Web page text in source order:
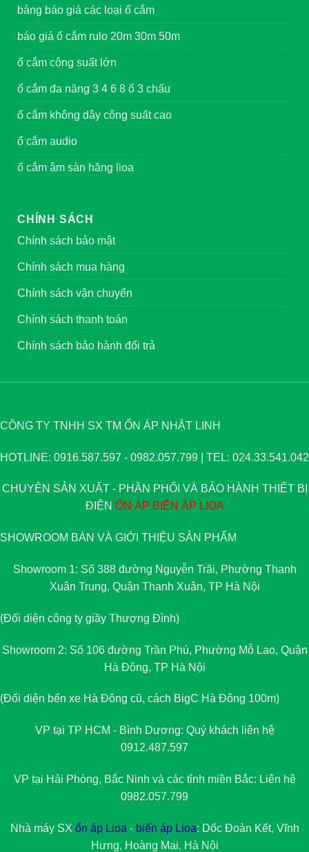
bảng báo giá các loại ổ cắm
báo giá ổ cắm rulo 20m 30m 50m
ổ cắm công suất lớn
ổ cắm đa năng 3 4 6 8 ổ 3 chấu
ổ cắm không dây công suất cao
ổ cắm audio
ổ cắm âm sàn hãng lioa
CHÍNH SÁCH
Chính sách bảo mật
Chính sách mua hàng
Chính sách vận chuyển
Chính sách thanh toán
Chính sách bảo hành đổi trả
CÔNG TY TNHH SX TM ỔN ÁP NHẬT LINH
HOTLINE: 0916.587.597 - 0982.057.799 | TEL: 024.33.541.042
CHUYÊN SẢN XUẤT - PHÂN PHỐI VÀ BẢO HÀNH THIẾT BỊ
ĐIỆN ỔN ÁP BIẾN ÁP LIOA
SHOWROOM BÁN VÀ GIỚI THIỆU SẢN PHẨM
Showroom 1: Số 388 đường Nguyễn Trãi, Phường Thanh
Xuân Trung, Quận Thanh Xuân, TP Hà Nội
(Đối diện công ty giầy Thượng Đình)
Showroom 2: Số 106 đường Trần Phú, Phường Mỗ Lao, Quận
Hà Đông, TP Hà Nội
(Đối diện bến xe Hà Đông cũ, cách BigC Hà Đông 100m)
VP tại TP HCM - Bình Dương: Quý khách liên hệ
0912.487.597
VP tại Hải Phòng, Bắc Ninh và các tỉnh miền Bắc: Liên hệ
0982.057.799
Nhà máy SX ổn áp Lioa - biến áp Lioa: Dốc Đoàn Kết, Vĩnh
Hưng, Hoàng Mai, Hà Nội